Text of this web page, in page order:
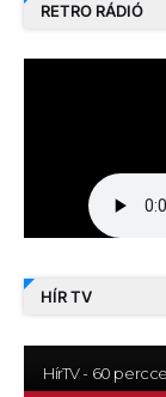
RETRO RÁDIÓ
HÍR TV